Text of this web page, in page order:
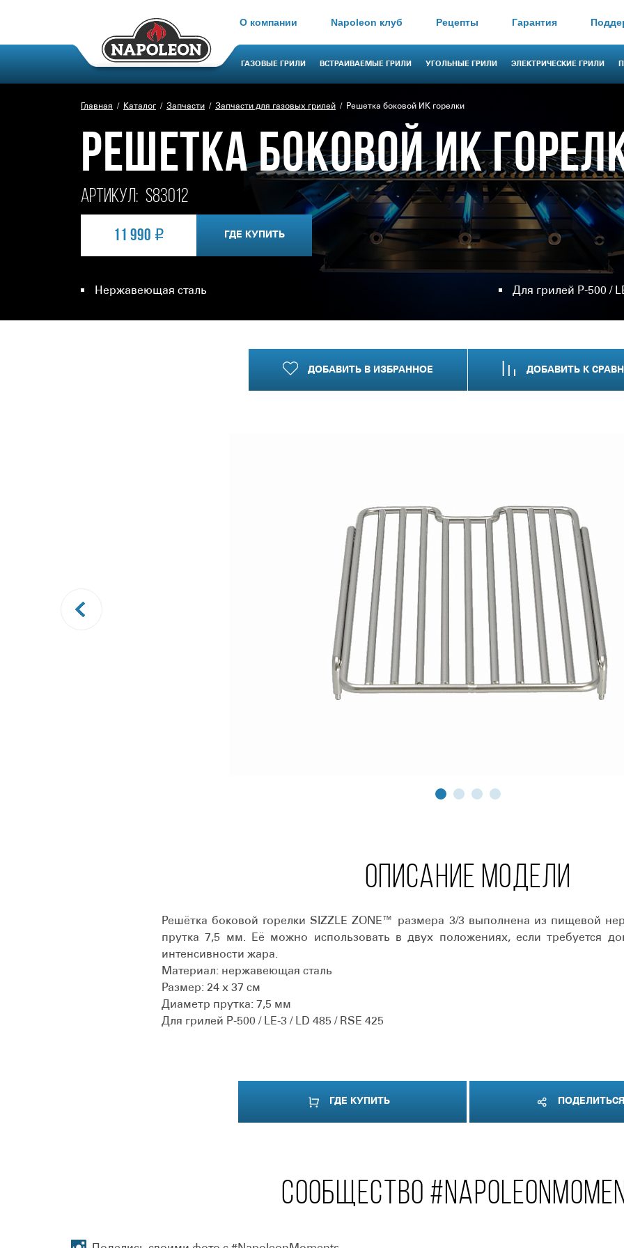
О компании Napoleon клуб Рецепты Гарантия
ГАЗОВЫЕ ГРИЛИ ВСТРАИВАЕМЫЕ ГРИЛИ УГОЛЬНЫЕ ГРИЛИ ЭЛЕКТРИЧЕСКИЕ ГРИЛИ
Главная Каталог Запчасти Запчасти для газовых грилей Решетка боковой ИК горелки
РЕШЕТКА БОКОВОЙ ИК
Артикул: S83012
11 990 ГДЕ КУПИТЬ
Нержавеющая сталь Для грилей P-500 /
ДОБАВИТЬ В ИЗБРАННОЕ ДОБАВИТЬ К
ОПИСАНИЕ МОДЕЛИ
Решётка боковой горелки SIZZLE ZONE™ размера 3/3 выполнена из пищевой
прутка 7,5 мм. Её можно использовать в двух положениях, если требуется
интенсивности жара.
Материал: нержавеющая сталь
Размер: 24 х 37 см
Диаметр прутка: 7,5 мм
Для грилей P-500 / LE-3 / LD 485 / RSE 425
ГДЕ КУПИТЬ ПОДЕЛИТЬСЯ
СООБЩЕСТВО